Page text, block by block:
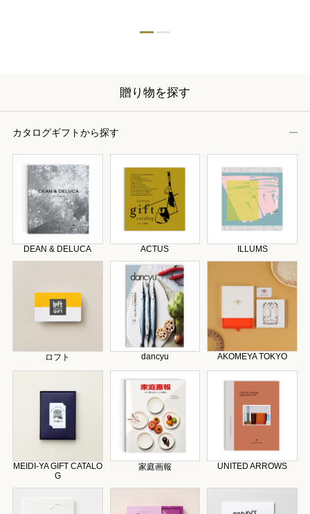
贈り物を探す
カタログギフトから探す
DEAN & DELUCA ACTUS ILLUMS
ロフト dancyu AKOMEYA TOKYO
MEIDI-YA GIFT CATALO
G
家庭画報 UNITED ARROWS